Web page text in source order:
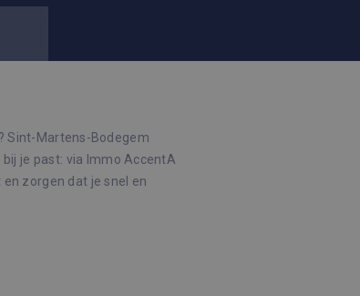
Sint-Martens-Bodegem
je past: via Immo AccentA
zorgen dat je snel en